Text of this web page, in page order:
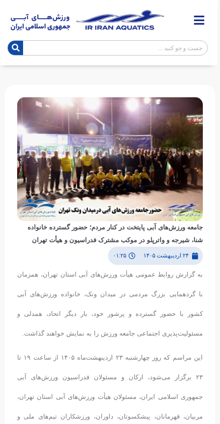
جامعه ورزش‌های آبی پایتخت در کنار مردم؛ حضور گسترده خانواده
شنا، شیرجه و واترپلو در موکب مشترک فدراسیون و هیأت تهران
۲۴ اردیبهشت ۱۴۰۵ ۰۱:۲۵
به گزارش روابط عمومی هیأت ورزش‌های آبی استان تهران، همزمان
با گردهمایی بزرگ مردمی در میدان ونک، خانواده ورزش‌های آبی
کشور با حضور گسترده و پرشور خود، بار دیگر اتحاد، همدلی و
مسئولیت‌پذیری اجتماعی جامعه ورزش را به نمایش خواهند گذاشت.
این مراسم که روز چهارشنبه ۲۳ اردیبهشت‌ماه ۱۴۰۵ از ساعت ۱۹ تا
۲۳ برگزار می‌شود، ارکان و مسئولان فدراسیون ورزش‌های آبی
جمهوری اسلامی ایران، مسئولان هیأت ورزش‌های آبی استان تهران،
مربیان، قهرمانان، پیشکسوتان، داوران، ورزشکاران تیم‌های ملی و